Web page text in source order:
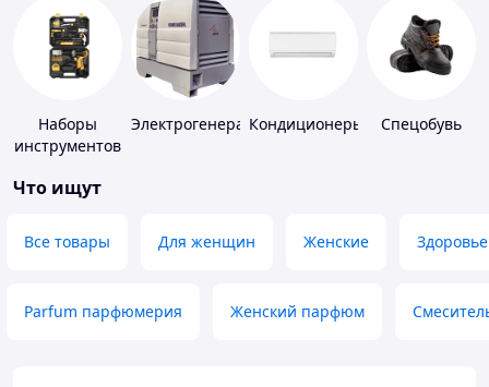
Наборы
инструментов
ЭлектрогенераторыКондиционеры Спецобувь
Что ищут
Все товары Для женщин Женские Здоровье
Parfum парфюмерия Женский парфюм